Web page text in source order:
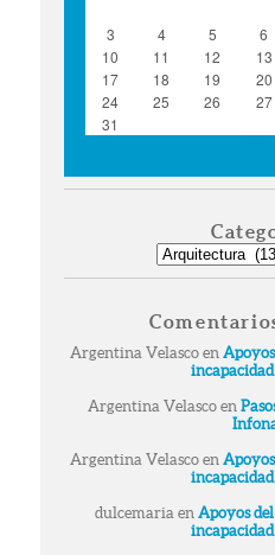
3
4 5 6
10
11 12 13
17
18 19 20
24
25 26 27
31
Categorías
Argentina Velascoen
Argentina Velasco en
Argentina Velascoen
dulcemaria en Apoyos